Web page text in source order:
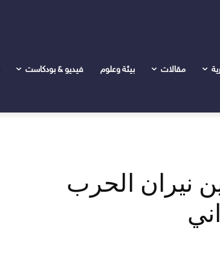
مقالات بيئة وعلوم فيديو & بودكاست
نيران الحرب